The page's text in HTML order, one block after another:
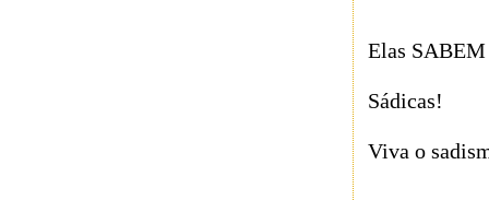
Elas
Sádicas!
Viva o